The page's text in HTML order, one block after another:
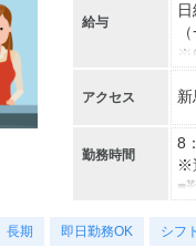
給与
---
■
アクセス 新
勤務時間
8
※
■
～
長期 即日勤務OK シフ